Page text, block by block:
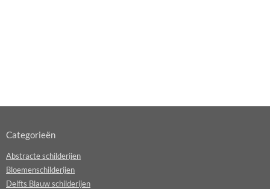
Categorieën
Abstracte schilderijen
Bloemenschilderijen
Delfts Blauw schilderijen